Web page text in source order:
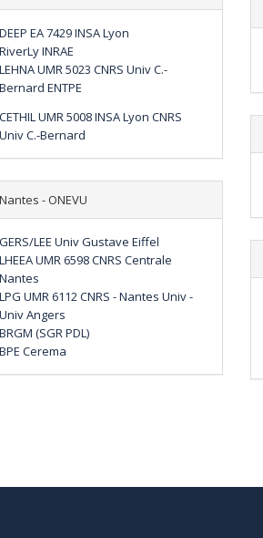
DEEP EA 7429 INSA Lyon
RiverLy INRAE
LEHNA UMR 5023 CNRS Univ C.-
Bernard ENTPE
CETHIL UMR 5008 INSA Lyon CNRS
Univ C.-Bernard
Nantes - ONEVU
GERS/LEE Univ Gustave Eiffel
LHEEA UMR 6598 CNRS Centrale
Nantes
LPG UMR 6112 CNRS - Nantes Univ -
Univ Angers
BRGM (SGR PDL)
BPE Cerema